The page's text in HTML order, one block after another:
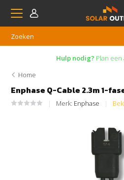
Hulp nodig? Plan een
Home
Enphase Q-Cable 2.3m 1-
Merk: Enphase